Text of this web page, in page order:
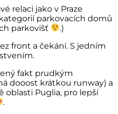
relaci jako v Praze
parkovacích domů
parkovišť
.)
front a čekání. S jedním
fakt prudkým
dooost krátkou runway) a
oblasti Puglia, pro lepší
.